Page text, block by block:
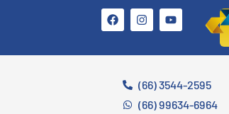
(66) 3544-2595
(66) 99634-6964